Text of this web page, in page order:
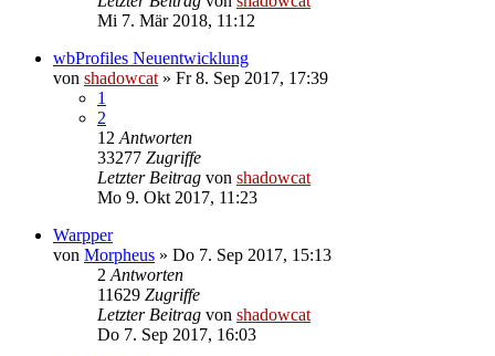
Mi 7. Mär 2018, 11:12
wbProfiles Neuentwicklung
von shadowcat » Fr 8. Sep 2017, 17:39
1
2
12 Antworten
33277 Zugriffe
Letzter Beitrag von shadowcat
Mo 9. Okt 2017, 11:23
Warpper
von Morpheus » Do 7. Sep 2017, 15:13
2 Antworten
11629 Zugriffe
Letzter Beitrag von shadowcat
Do 7. Sep 2017, 16:03